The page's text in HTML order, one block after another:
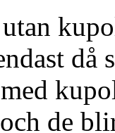
då
de